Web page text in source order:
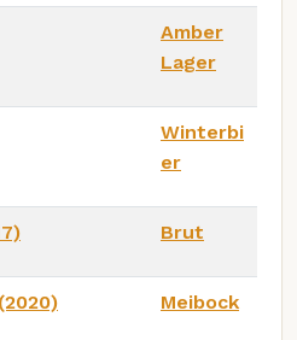
Amber
Lager
Winterbi
er
Brut
Meibock